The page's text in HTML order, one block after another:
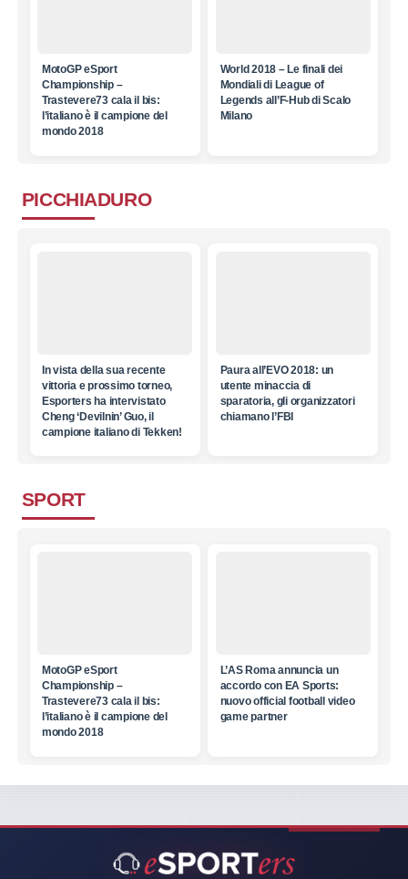
MotoGP eSport
Championship –
Trastevere73 cala il bis:
l’italiano è il campione del
mondo 2018
World 2018 – Le finali dei
Mondiali di League of
Legends all’F-Hub di Scalo
Milano
PICCHIADURO
In vista della sua recente
vittoria e prossimo torneo,
Esporters ha intervistato
Cheng ‘Devilnin’ Guo, il
campione italiano di Tekken!
Paura all’EVO 2018: un
utente minaccia di
sparatoria, gli organizzatori
chiamano l’FBI
SPORT
MotoGP eSport
Championship –
Trastevere73 cala il bis:
l’italiano è il campione del
mondo 2018
L’AS Roma annuncia un
accordo con EA Sports:
nuovo official football video
game partner